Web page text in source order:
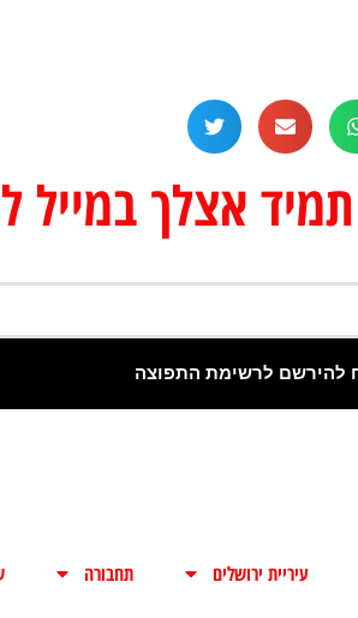
אצלך במייל
להירשם לרשימת התפוצה
עיריית ירושלים תחבורה